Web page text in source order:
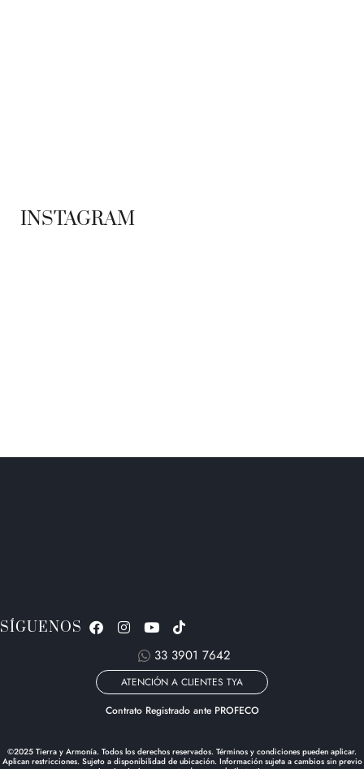
INSTAGRAM
SÍGUENOS
33 3901 7642
ATENCIÓN A CLIENTES TYA
Contrato Registrado ante PROFECO
©2025 Tierra y Armonía. Todos los derechos reservados. Términos y condiciones pueden aplicar.
Aplican restricciones. Sujeto a disponibilidad de ubicación. Información sujeta a cambios sin previo